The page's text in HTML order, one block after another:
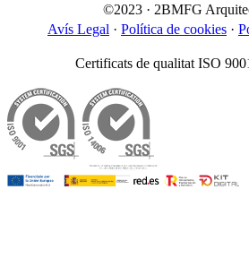
©2023 · 2BMFG
Avís Legal · Política de cookies ·
Certificats de qualitat ISO